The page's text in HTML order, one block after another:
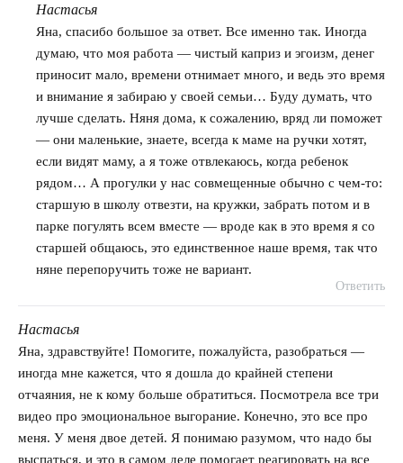
Настасья
говорит:
Яна, спасибо большое за ответ. Все именно так. Иногда
думаю, что моя работа — чистый каприз и эгоизм, денег
приносит мало, времени отнимает много, и ведь это время
и внимание я забираю у своей семьи… Буду думать, что
лучше сделать. Няня дома, к сожалению, вряд ли поможет
— они маленькие, знаете, всегда к маме на ручки хотят,
если видят маму, а я тоже отвлекаюсь, когда ребенок
рядом… А прогулки у нас совмещенные обычно с чем-то:
старшую в школу отвезти, на кружки, забрать потом и в
парке погулять всем вместе — вроде как в это время я со
старшей общаюсь, это единственное наше время, так что
няне перепоручить тоже не вариант.
Ответить
Настасья
говорит:
Яна, здравствуйте! Помогите, пожалуйста, разобраться —
иногда мне кажется, что я дошла до крайней степени
отчаяния, не к кому больше обратиться. Посмотрела все три
видео про эмоциональное выгорание. Конечно, это все про
меня. У меня двое детей. Я понимаю разумом, что надо бы
выспаться, и это в самом деле помогает реагировать на все